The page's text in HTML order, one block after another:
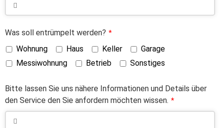
Was soll entrümpelt werden? *
Wohnung Haus Keller
Garage
Messiwohnung
Betrieb Sonstiges
Bitte lassen Sie uns nähere Informationen und Details über
den Service den Sie anfordern möchten wissen. *